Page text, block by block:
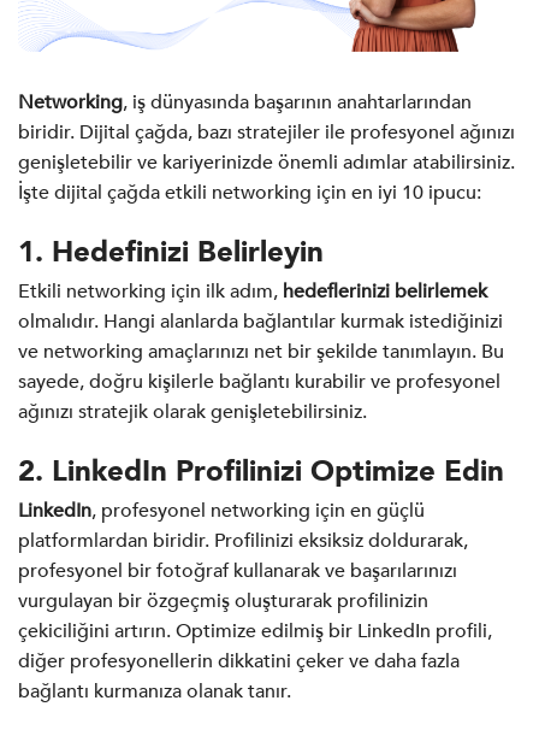
Networking, iş dünyasında başarının anahtarlarından
biridir. Dijital çağda, bazı stratejiler ile profesyonel ağınızı
genişletebilir ve kariyerinizde önemli adımlar atabilirsiniz.
İşte dijital çağda etkili networking için en iyi 10 ipucu:
1. Hedefinizi Belirleyin
Etkili networking için ilk adım, hedeflerinizi belirlemek
olmalıdır. Hangi alanlarda bağlantılar kurmak istediğinizi
ve networking amaçlarınızı net bir şekilde tanımlayın. Bu
sayede, doğru kişilerle bağlantı kurabilir ve profesyonel
ağınızı stratejik olarak genişletebilirsiniz.
2. LinkedIn Profilinizi Optimize Edin
LinkedIn, profesyonel networking için en güçlü
platformlardan biridir. Profilinizi eksiksiz doldurarak,
profesyonel bir fotoğraf kullanarak ve başarılarınızı
vurgulayan bir özgeçmiş oluşturarak profilinizin
çekiciliğini artırın. Optimize edilmiş bir LinkedIn profili,
diğer profesyonellerin dikkatini çeker ve daha fazla
bağlantı kurmanıza olanak tanır.